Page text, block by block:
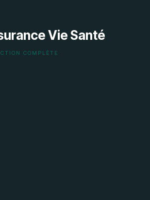
Vie Santé
COMPLÈTE